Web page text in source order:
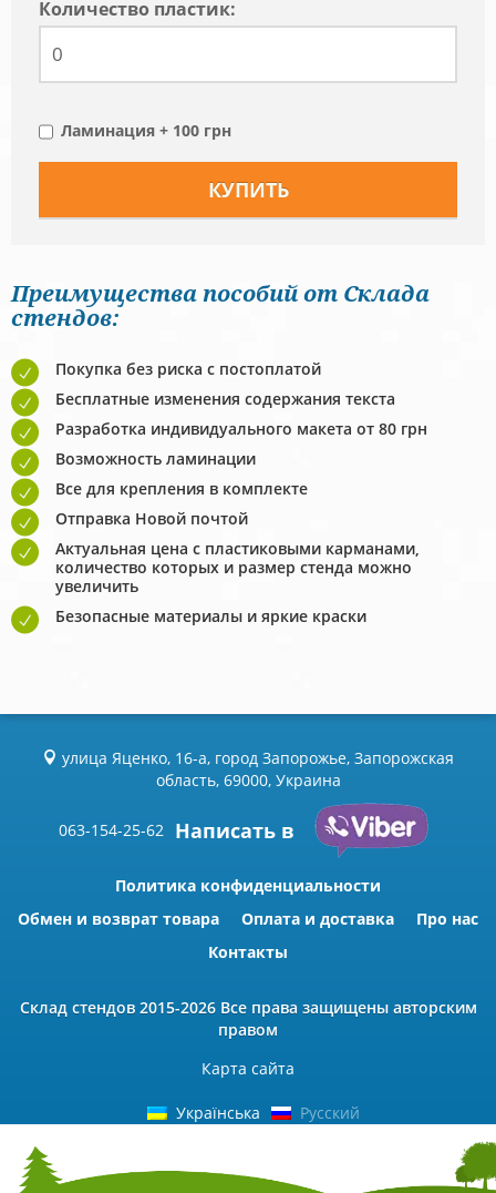
Количество пластик:
Ламинация + 100 грн
Преимущества пособий от Склада
стендов:
Покупка без риска с постоплатой
Бесплатные изменения содержания текста
Разработка индивидуального макета от 80 грн
Возможность ламинации
Все для крепления в комплекте
Отправка Новой почтой
Актуальная цена с пластиковыми карманами,
количество которых и размер стенда можно
увеличить
Безопасные материалы и яркие краски
улица Яценко, 16-а, город Запорожье, Запорожская
область, 69000, Украина
063-154-25-62 Написать в
Политика конфиденциальности
Обмен и возврат товара
Оплата и доставка
Про нас
Контакты
Склад стендов2015-2026 Всe права защищены авторским
правом
Карта сайта
Українська Русский